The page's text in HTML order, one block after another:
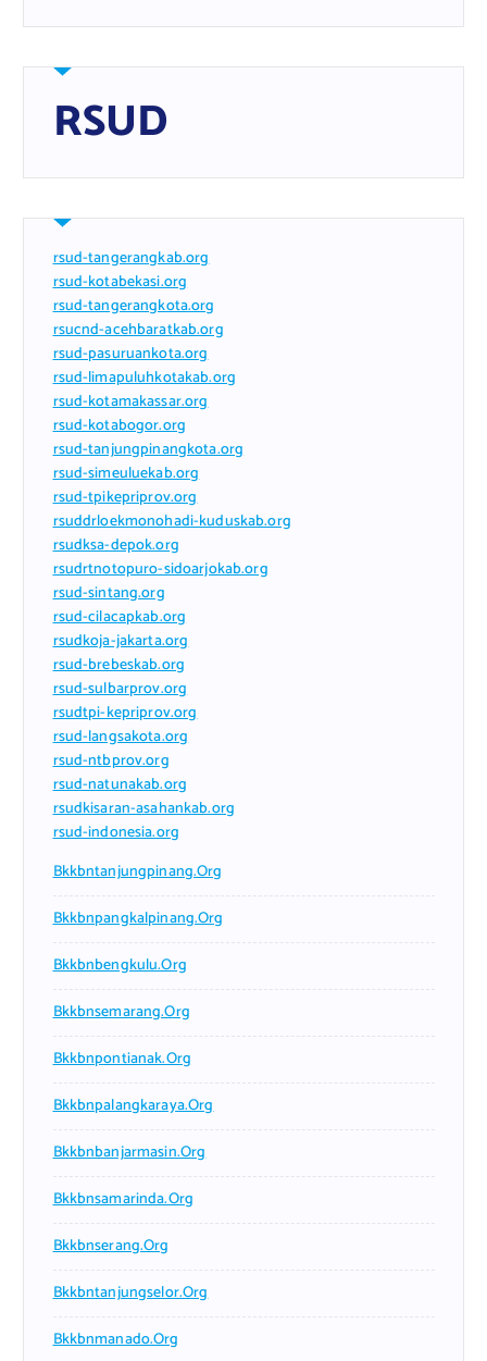
RSUD
rsud-tangerangkab.org
rsud-kotabekasi.org
rsud-tangerangkota.org
rsucnd-acehbaratkab.org
rsud-pasuruankota.org
rsud-limapuluhkotakab.org
rsud-kotamakassar.org
rsud-kotabogor.org
rsud-tanjungpinangkota.org
rsud-simeuluekab.org
rsud-tpikepriprov.org
rsuddrloekmonohadi-kuduskab.org
rsudksa-depok.org
rsudrtnotopuro-sidoarjokab.org
rsud-sintang.org
rsud-cilacapkab.org
rsudkoja-jakarta.org
rsud-brebeskab.org
rsud-sulbarprov.org
rsudtpi-kepriprov.org
rsud-langsakota.org
rsud-ntbprov.org
rsud-natunakab.org
rsudkisaran-asahankab.org
rsud-indonesia.org
Bkkbntanjungpinang.org
Bkkbnpangkalpinang.org
Bkkbnbengkulu.org
Bkkbnsemarang.org
Bkkbnpontianak.org
Bkkbnpalangkaraya.org
Bkkbnbanjarmasin.org
Bkkbnsamarinda.org
Bkkbnserang.org
Bkkbntanjungselor.org
Bkkbnmanado.org